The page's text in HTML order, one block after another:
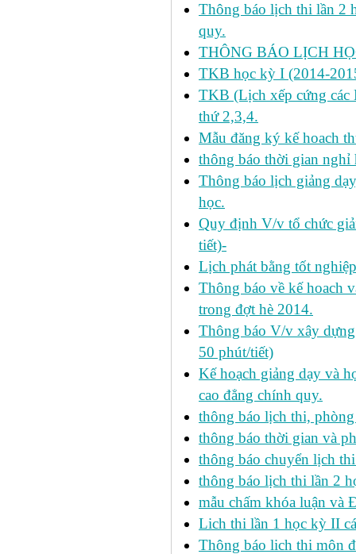
Thông báo lịch thi lần 2
quy.
THÔNG BÁO LỊCH
TKB học kỳ I (2014-
TKB (Lịch xếp cứng các
thứ 2,3,4.
Mẫu đăng ký kế hoach
thông báo thời gian
Thông báo lịch giảng
học.
Quy định V/v tổ chức
tiết)-
Lịch phát bằng tốt
Thông báo về kế hoach
trong đợt hè 2014.
Thông báo V/v xây
50 phút/tiết)
Kế hoạch giảng dạy và
cao đẳng chính quy.
thông báo lịch thi,
thông báo thời gian và
thông báo chuyển lịch
thông báo lịch thi lần 2
mẫu chấm khóa luận và
Lich thi lần 1 học kỳ II
Thông báo lich thi môn